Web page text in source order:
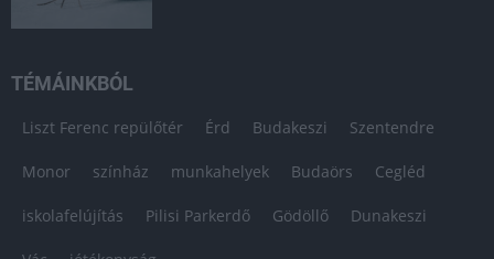
TÉMÁINKBÓL
Liszt Ferenc repülőtér Érd Budakeszi Szentendre
Monor színház munkahelyek Budaörs Cegléd
iskolafelújítás Pilisi Parkerdő Gödöllő Dunakeszi